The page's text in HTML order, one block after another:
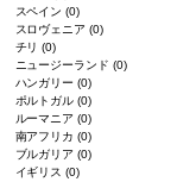
スペイン(0)
スロヴェニア(0)
チリ(0)
ニュージーランド(0)
ハンガリー(0)
ポルトガル(0)
ルーマニア(0)
南アフリカ(0)
ブルガリア(0)
イギリス(0)